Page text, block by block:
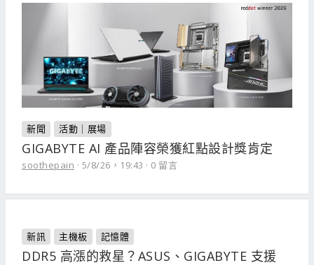
新聞 活動｜展場
GIGABYTE AI 產品陣容榮獲紅點設計獎肯定
soothepain 5/8/26，19:43 0 留言
新訊 主機板 記憶體
DDR5 高漲的救星？ASUS、GIGABYTE 支援